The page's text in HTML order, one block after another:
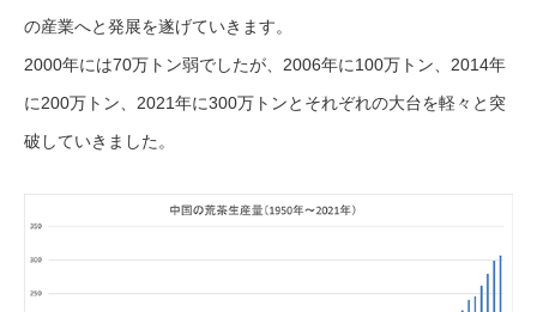
の産業へと発展を遂げていきます。
2000年には70万トン弱でしたが、2006年に100万トン、2014年
に200万トン、2021年に300万トンとそれぞれの大台を軽々と突
破していきました。